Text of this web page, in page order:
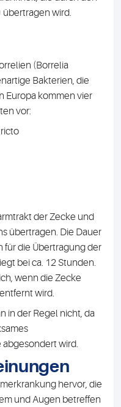
übertragen wird.
(Borrelia
Bakterien, die
Europa kommen vier
vor:
der Zecke und
übertragen. Die Dauer
für die Übertragung der
bei ca. 12 Stunden.
wenn die Zecke
wird.
in der Regel nicht, da
wird.
hervor, die
und Augen betreffen